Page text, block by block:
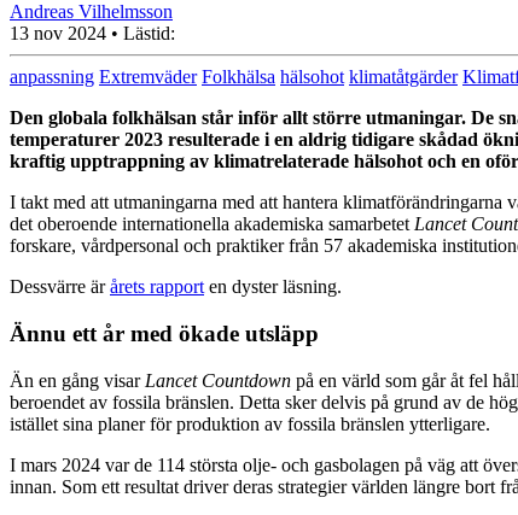
Andreas Vilhelmsson
13 nov 2024 • Lästid:
anpassning Extremväder Folkhälsa hälsohot klimatåtgärder
Den globala folkhälsan står inför allt större utmaningar. De
temperaturer 2023 resulterade i en aldrig tidigare skådad
kraftig upptrappning av klimatrelaterade hälsohot och en
I takt med att utmaningarna med att hantera
det oberoende internationella akademiska samarbetet Lancet
forskare, vårdpersonal och praktiker från 57 akademiska
Dessvärre ärårets rapport en dyster läsning.
Ännu ett år med ökade utsläpp
Än en gång visar Lancet Countdown på en värld som går åt fel
beroendet av fossila bränslen. Detta sker delvis på grund av de
istället sina planer för produktion av fossila bränslen ytterligare.
I mars 2024 var de 114 största olje- och gasbolagen på väg att
innan. Som ett resultat driver deras strategier världen längre bort